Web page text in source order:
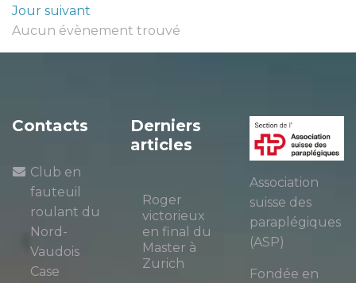
Jour suivant
Aucun évènement trouvé
Contacts
Club en
fauteuil
roulant du
Nord-
Vaudois
Case
Derniers
articles
Roger
victorieux
en final du
Master à
Zurich
Association
suisse des
paraplégiques
(ASP)
Fondée en